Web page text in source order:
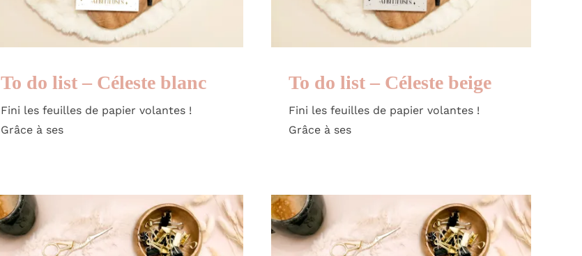
To do list – Céleste blanc
Fini les feuilles de papier volantes !
Grâce à ses
To do list – Céleste beige
Fini les feuilles de papier volantes !
Grâce à ses